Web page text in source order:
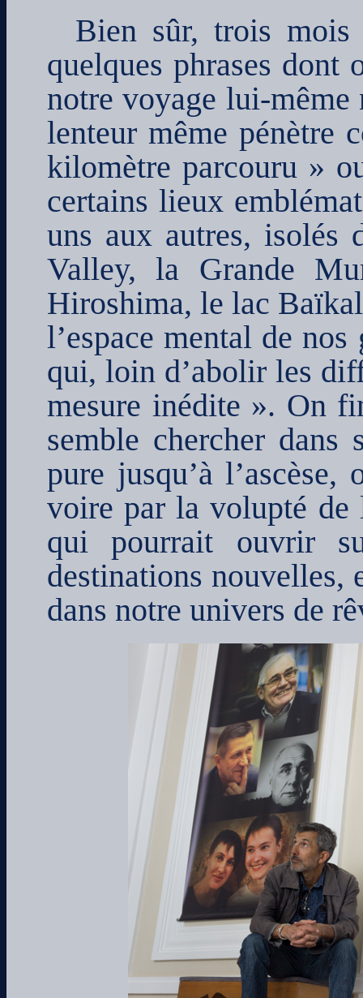
Bien sûr, trois mois
quelques phrases dont
notre voyage lui-même
lenteur même pénètre
kilomètre parcouru »
certains lieux
uns aux autres, isolés
Valley, la Grande
Hiroshima, le lac
l’espace mental de
qui, loin d’abolir les
mesure inédite ». On
semble chercher
pure jusqu’à
voire par la volupté de
qui pourrait ouvrir
destinations nouvelles,
dans notre univers de